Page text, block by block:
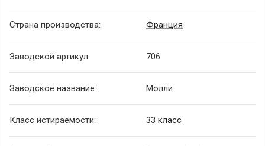
Страна производства: Франция
Заводской артикул: 706
Заводское название: Молли
Класс истираемости: 33 класс